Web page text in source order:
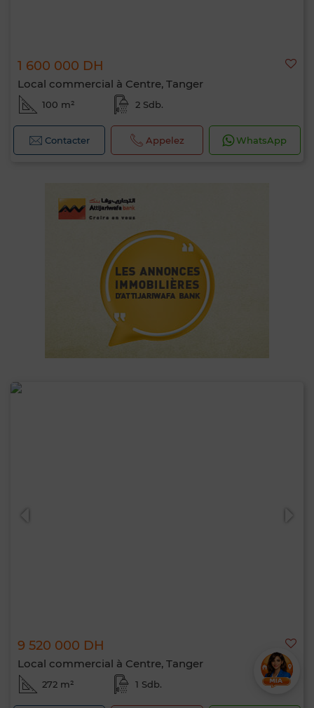
1 600 000 DH
Local commercial à Centre, Tanger
100 m² 2 Sdb.
Contacter Appelez WhatsApp
9 520 000 DH
Local commercial à Centre, Tanger
272 m² 1 Sdb.